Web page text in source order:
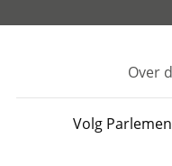
Over
Volg